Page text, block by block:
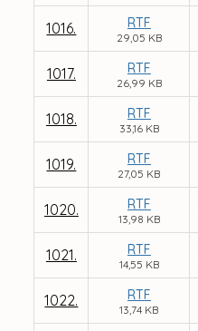
1016. RTF
29,05 KB
1017. RTF
26,99 KB
1018. RTF
33,16 KB
1019. RTF
27,05 KB
1020. RTF
13,98 KB
1021. RTF
14,55 KB
1022. RTF
13,74 KB